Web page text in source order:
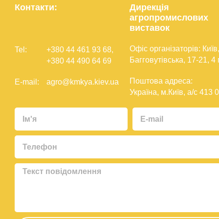
Контакти:
Tel: +380 44 461 93 68,
+380 44 490 64 69
E-mail: agro@kmkya.kiev.ua
Дирекція
агропромислових
виставок
Офіс організаторів:
Багговутівська, 17-21,
Поштова адреса:
Україна, м.Київ, а/с 413